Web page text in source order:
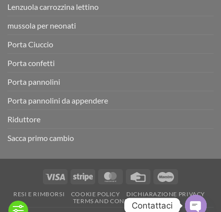
Lenzuola carrozzina lettino
mussola per neonati
Porta Ciuccio
Porta confetti
Porta pannolini
Porta pannolini da appendere
Riduttore
Sacca primo cambio
Visa Stripe MasterCardCredit
RESI E RIMBORSI COOKIE POLICY
DICHIARAZIONE PRIVACY
TERMS AND CONDITIONSContattaci